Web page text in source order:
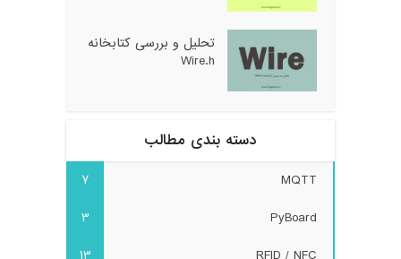
تحلیل و بررسی کتابخانه
Wire.h
دسته بندی مطالب
MQTT
7
PyBoard
3